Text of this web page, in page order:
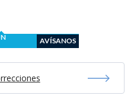
AVÍSANOS